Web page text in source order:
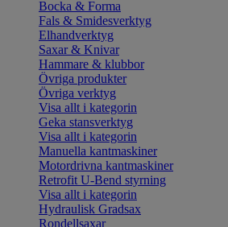
Bocka & Forma
Fals & Smidesverktyg
Elhandverktyg
Saxar & Knivar
Hammare & klubbor
Övriga produkter
Övriga verktyg
Visa allt i kategorin
Geka stansverktyg
Visa allt i kategorin
Manuella kantmaskiner
Motordrivna kantmaskiner
Retrofit U-Bend styrning
Visa allt i kategorin
Hydraulisk Gradsax
Rondellsaxar